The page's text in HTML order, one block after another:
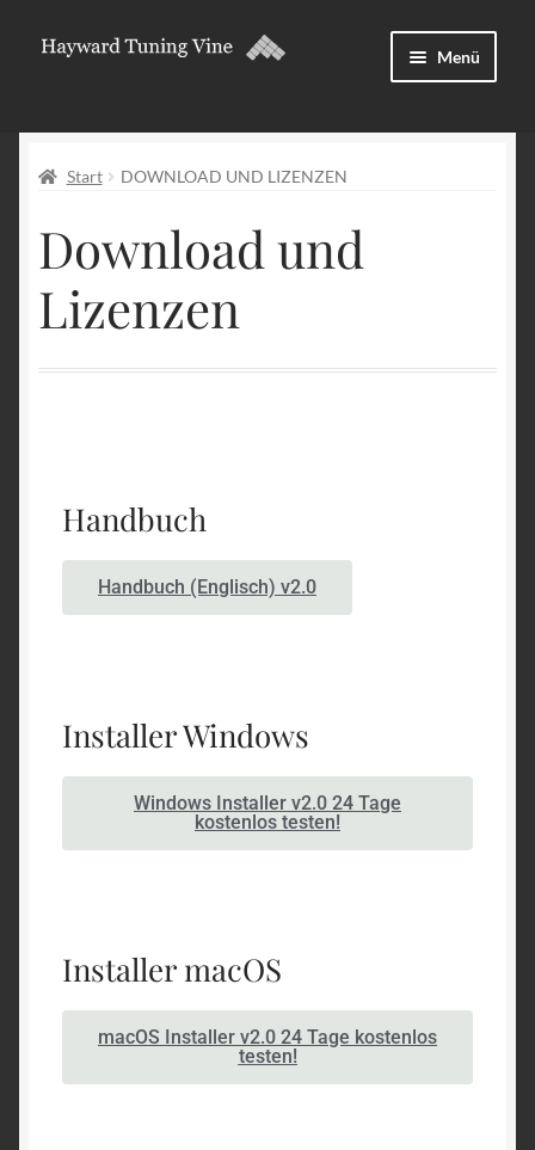
Menü
Download und Lizenzen
Forum
Deutsch
Start DOWNLOAD UND LIZENZEN
Download und
Lizenzen
Handbuch
Handbuch (Englisch) v2.0
Installer Windows
Windows Installer v2.0 24 Tage
kostenlos testen!
Installer macOS
macOS Installer v2.0 24 Tage kostenlos
testen!